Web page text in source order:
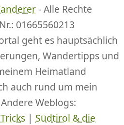
- Alle Rechte
01665560213
geht es hauptsächlich
Wandertipps und
Heimatland
auch rund um mein
Weblogs:
| Südtirol & die